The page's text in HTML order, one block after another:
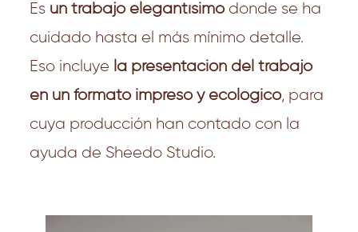
Es un trabajo elegantísimodonde se ha
cuidado hasta el más mínimo detalle.
Eso incluye la presentación del trabajo
en un formato impreso y ecológico, para
cuya producción han contado con la
ayuda de Sheedo Studio.